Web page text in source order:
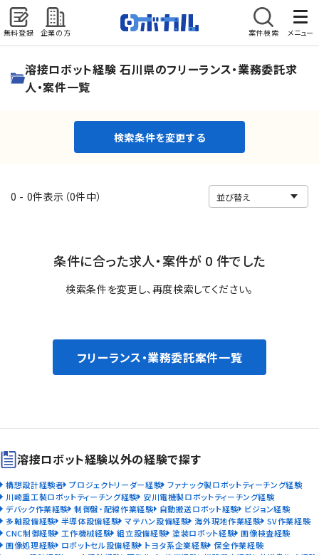
無料登録 企業の方 案件検索 メニュー
検索条件を変更する
溶接ロボット経験 石川県のフリーランス・業務委託求
人・案件一覧
検索条件を変更する
0 - 0件表示（0件中）
条件に合った求人・案件が 0 件でした
検索条件を変更し、再度検索してください。
フリーランス・業務委託案件一覧
溶接ロボット経験以外の経験で探す
構想設計経験者 プロジェクトリーダー経験 ファナック製ロボットティーチング経験
川崎重工製ロボットティーチング経験 安川電機製ロボットティーチング経験
デバック作業経験 制御盤・配線作業経験 自動搬送ロボット経験 ビジョン経験
多軸設備経験 半導体設備経験 マテハン設備経験 海外現地作業経験 SV作業経験
CNC制御経験 工作機械経験 組立設備経験 塗装ロボット経験 画像検査経験
画像処理経験 ロボットセル設備経験 トヨタ系企業経験 保全作業経験